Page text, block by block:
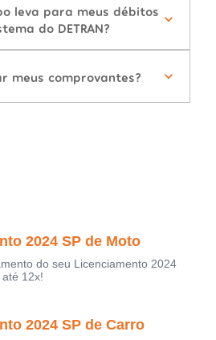
leva para meus débitos
do DETRAN?
meus comprovantes?
2024 SP de Moto
do seu Licenciamento 2024
12x!
2024 SP de Carro